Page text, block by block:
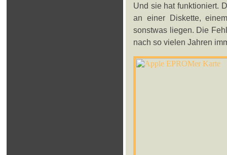
Und sie hat funktioniert.
an einer Diskette,
sonstwas liegen. Die
nach so vielen Jahren